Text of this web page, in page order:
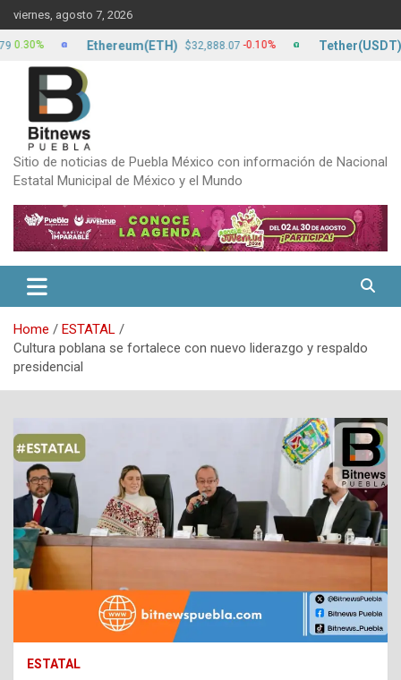
Skip
to
content
viernes, agosto 7, 2026
Sitio de noticias de Puebla México con información de Nacional
Estatal Municipal de México y el Mundo
Home
ESTATAL
Cultura poblana se fortalece con nuevo liderazgo y respaldo
presidencial
ESTATAL
Ethereum(ETH) $32,888.07 -0.10% Tether(USDT)